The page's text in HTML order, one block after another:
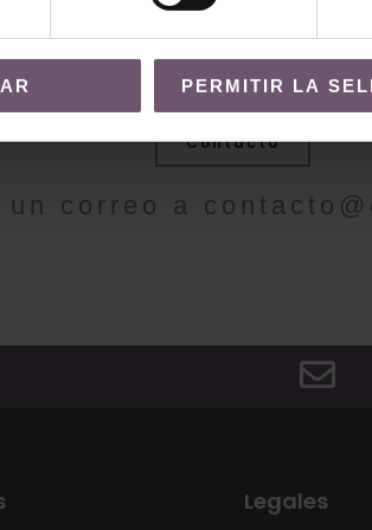
PERMITIR LA
MÁS
Contacto
un correo a
Legales